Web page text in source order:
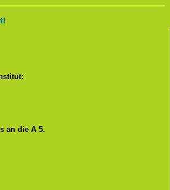
an die A 5.